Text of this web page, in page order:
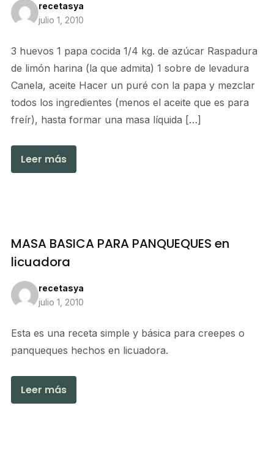
recetasya
julio 1, 2010
3 huevos 1 papa cocida 1/4 kg. de azúcar Raspadura
de limón harina (la que admita) 1 sobre de levadura
Canela, aceite Hacer un puré con la papa y mezclar
todos los ingredientes (menos el aceite que es para
freír), hasta formar una masa líquida […]
Leer más
MASA BASICA PARA PANQUEQUES en
licuadora
recetasya
julio 1, 2010
Esta es una receta simple y básica para creepes o
panqueques hechos en licuadora.
Leer más